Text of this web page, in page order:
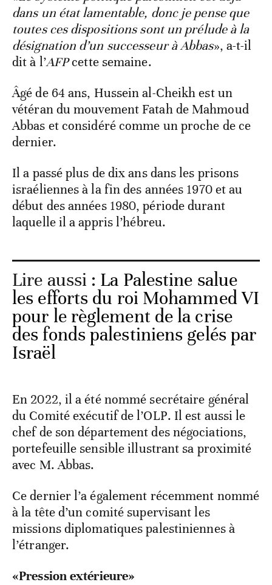
dans un état lamentable, donc je pense que
toutes ces dispositions sont un prélude à la
désignation d’un successeur à Abbas», a-t-il
dit à l’AFPcette semaine.
Âgé de 64 ans, Hussein al-Cheikh est un
vétéran du mouvement Fatah de Mahmoud
Abbas et considéré comme un proche de ce
dernier.
Il a passé plus de dix ans dans les prisons
israéliennes à la fin des années 1970 et au
début des années 1980, période durant
laquelle il a appris l’hébreu.
Lire aussi : La Palestine salue
les efforts du roi Mohammed VI
pour le règlement de la crise
des fonds palestiniens gelés par
Israël
En 2022, il a été nommé secrétaire général
du Comité exécutif de l’OLP. Il est aussi le
chef de son département des négociations,
portefeuille sensible illustrant sa proximité
avec M. Abbas.
Ce dernier l’a également récemment nommé
à la tête d’un comité supervisant les
missions diplomatiques palestiniennes à
l’étranger.
«Pression extérieure»